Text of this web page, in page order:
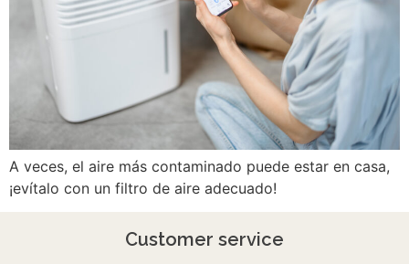
A veces, el aire más contaminado puede estar en casa,
¡evítalo con un filtro de aire adecuado!
Customer service